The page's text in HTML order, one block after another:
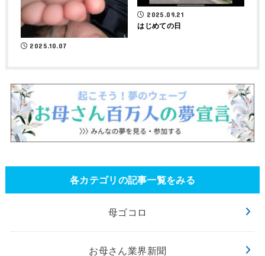
2025.10.07
2025.09.21
はじめての日
各カテゴリの記事一覧をみる
母ゴコロ
お母さん業界新聞